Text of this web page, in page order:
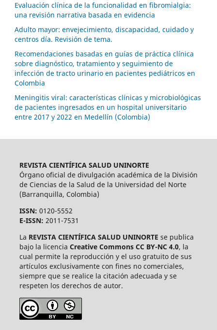
Evaluación clínica de la funcionalidad en fibromialgia:
una revisión narrativa basada en evidencia
Adulto mayor: envejecimiento, discapacidad, cuidado y
centros día. Revisión de tema.
Recomendaciones basadas en guías de práctica clínica
sobre diagnóstico, tratamiento y seguimiento de
infección de tracto urinario en pacientes pediátricos en
Colombia
Meningitis viral: características clínicas y microbiológicas
de pacientes ingresados en un hospital universitario
entre 2017 y 2022 en Medellín (Colombia)
REVISTA CIENTÍFICA SALUD UNINORTE
Órgano oficial de divulgación académica de la División
de Ciencias de la Salud de la Universidad del Norte
(Barranquilla, Colombia)
ISSN: 0120-5552
E-ISSN: 2011-7531
La REVISTA CIENTÍFICA SALUD UNINORTE se publica
bajo la licencia Creative Commons CC BY-NC 4.0, la
cual permite la reproducción y el uso gratuito de sus
artículos exclusivamente con fines no comerciales,
siempre que se realice la citación adecuada y se
respeten los derechos de autor.